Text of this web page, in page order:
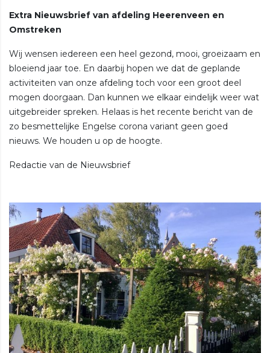
Extra Nieuwsbrief van afdeling Heerenveen en
Omstreken
Wij wensen iedereen een heel gezond, mooi, groeizaam en
bloeiend jaar toe. En daarbij hopen we dat de geplande
activiteiten van onze afdeling toch voor een groot deel
mogen doorgaan. Dan kunnen we elkaar eindelijk weer wat
uitgebreider spreken. Helaas is het recente bericht van de
zo besmettelijke Engelse corona variant geen goed
nieuws. We houden u op de hoogte.
Redactie van de Nieuwsbrief